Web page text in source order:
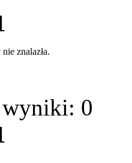
znalazła.
wyniki: 0